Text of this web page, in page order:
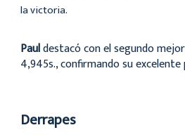
la victoria.
Pauldestacó con el segundo
4,945s., confirmando su
Derrapes